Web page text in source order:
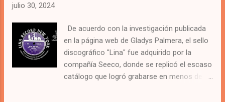
julio 30, 2024
De acuerdo con la investigación publicada
en la página web de Gladys Palmera, el sello
discográfico "Lina" fue adquirido por la
compañía Seeco, donde se replicó el escaso
catálogo que logró grabarse en menos de un